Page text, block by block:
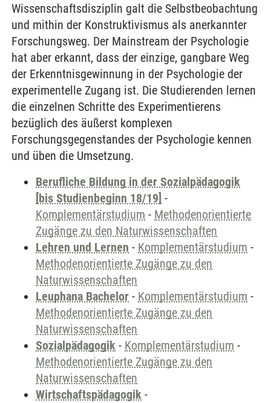
Wissenschaftsdisziplin galt die Selbstbeobachtung
und mithin der Konstruktivismus als anerkannter
Forschungsweg. Der Mainstream der Psychologie
hat aber erkannt, dass der einzige, gangbare Weg
der Erkenntnisgewinnung in der Psychologie der
experimentelle Zugang ist. Die Studierenden lernen
die einzelnen Schritte des Experimentierens
bezüglich des äußerst komplexen
Forschungsgegenstandes der Psychologie kennen
und üben die Umsetzung.
Berufliche Bildung in der Sozialpädagogik
[bis Studienbeginn 18/19] -
Komplementärstudium - Methodenorientierte
Zugänge zu den Naturwissenschaften
Lehren und Lernen - Komplementärstudium -
Methodenorientierte Zugänge zu den
Naturwissenschaften
Leuphana Bachelor - Komplementärstudium -
Methodenorientierte Zugänge zu den
Naturwissenschaften
Sozialpädagogik - Komplementärstudium -
Methodenorientierte Zugänge zu den
Naturwissenschaften
Wirtschaftspädagogik -